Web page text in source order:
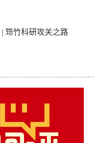
筇竹科研攻关之路